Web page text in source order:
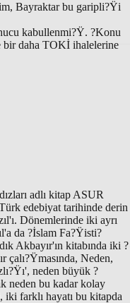
Bayraktar bu garipli?Ÿi
kabullenmi?Ÿ. ?Konu
bir daha TOKİ ihalelerine
adlı kitap ASUR
Türk edebiyat tarihinde derin
Dönemlerinde iki ayrı
da ?İslam Fa?Ÿisti?
Akbayır'ın kitabında iki ?
çalı?Ÿmasında, Neden,
neden büyük ?
neden bu kadar kolay
farklı hayatı bu kitapda